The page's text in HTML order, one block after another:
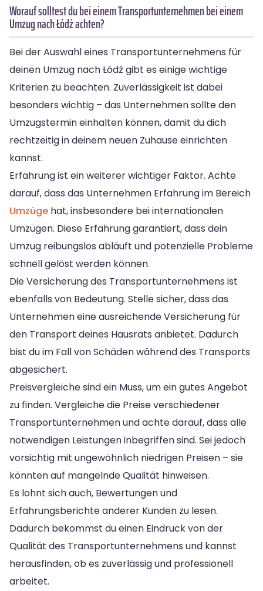
Worauf solltest du bei einem Transportunternehmen bei einem
Umzug nach Łódź achten?
Bei der Auswahl eines Transportunternehmens für
deinen Umzug nach Łódź gibt es einige wichtige
Kriterien zu beachten. Zuverlässigkeit ist dabei
besonders wichtig – das Unternehmen sollte den
Umzugstermin einhalten können, damit du dich
rechtzeitig in deinem neuen Zuhause einrichten
kannst.
Erfahrung ist ein weiterer wichtiger Faktor. Achte
darauf, dass das Unternehmen Erfahrung im Bereich
Umzüge hat, insbesondere bei internationalen
Umzügen. Diese Erfahrung garantiert, dass dein
Umzug reibungslos abläuft und potenzielle Probleme
schnell gelöst werden können.
Die Versicherung des Transportunternehmens ist
ebenfalls von Bedeutung. Stelle sicher, dass das
Unternehmen eine ausreichende Versicherung für
den Transport deines Hausrats anbietet. Dadurch
bist du im Fall von Schäden während des Transports
abgesichert.
Preisvergleiche sind ein Muss, um ein gutes Angebot
zu finden. Vergleiche die Preise verschiedener
Transportunternehmen und achte darauf, dass alle
notwendigen Leistungen inbegriffen sind. Sei jedoch
vorsichtig mit ungewöhnlich niedrigen Preisen – sie
könnten auf mangelnde Qualität hinweisen.
Es lohnt sich auch, Bewertungen und
Erfahrungsberichte anderer Kunden zu lesen.
Dadurch bekommst du einen Eindruck von der
Qualität des Transportunternehmens und kannst
herausfinden, ob es zuverlässig und professionell
arbeitet.